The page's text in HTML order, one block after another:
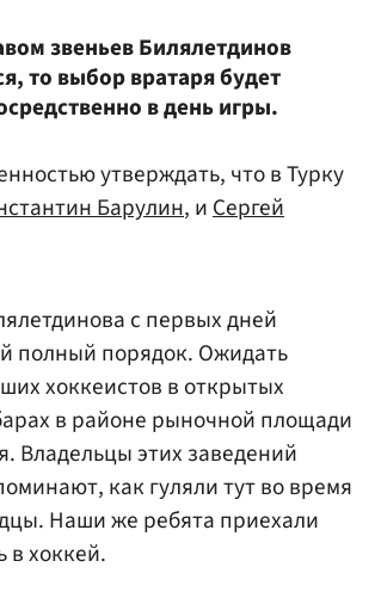
звеньев Билялетдинов
то выбор вратаря будет
в день игры.
утверждать, что в Турку
Барулин, и Сергей
с первых дней
полный порядок. Ожидать
хоккеистов в открытых
в районе рыночной площади
Владельцы этих заведений
как гуляли тут во время
Наши же ребята приехали
в хоккей.